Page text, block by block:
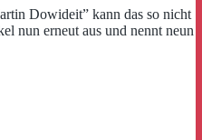
Dowideit” kann das so nicht
nun erneut aus und nennt neun